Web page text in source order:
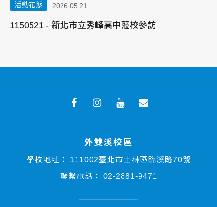
活動花絮 2026.05.21
1150521 - 新北市立秀峰高中蒞校參訪
外雙溪校區
學校地址：
111002臺北市士林區臨溪路70號
聯繫電話：
02-2881-9471